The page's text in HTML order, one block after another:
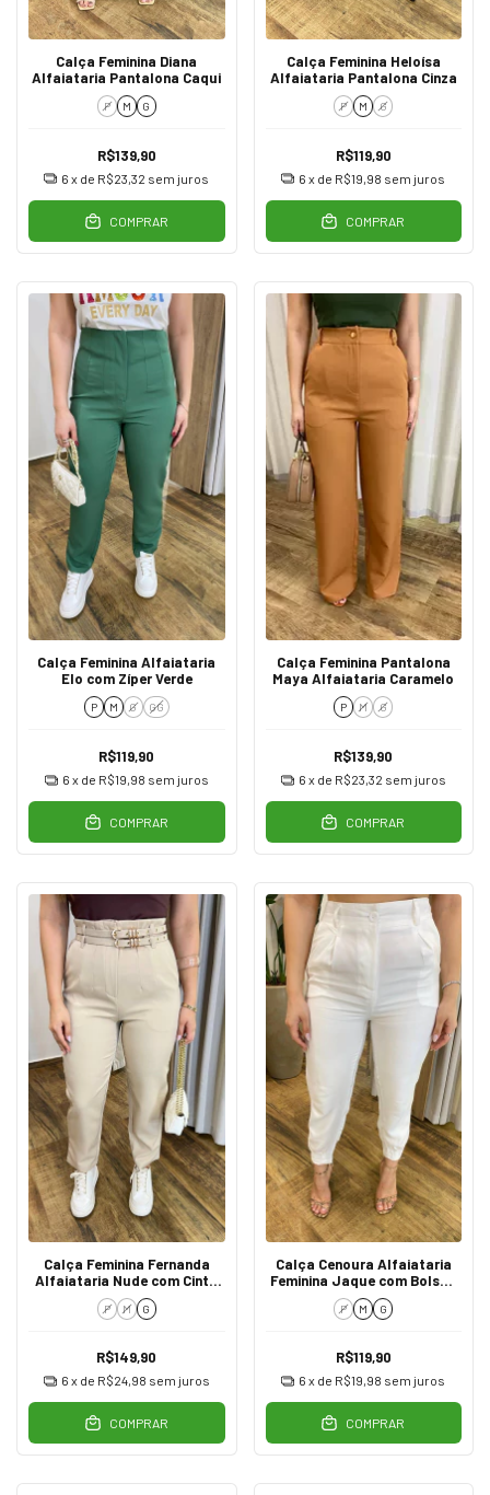
Calça Feminina Diana
Alfaiataria Pantalona Caqui
P M G
R$139,90
6 x de R$23,32 sem juros
COMPRAR
Calça Feminina Heloísa
Alfaiataria Pantalona Cinza
P M G
R$119,90
6 x de R$19,98 sem juros
COMPRAR
Calça Feminina Alfaiataria
Elo com Zíper Verde
P M G GG
R$119,90
6 x de R$19,98 sem juros
COMPRAR
Calça Feminina Pantalona
Maya Alfaiataria Caramelo
P M G
R$139,90
6 x de R$23,32 sem juros
COMPRAR
Calça Feminina Fernanda
Alfaiataria Nude com Cinto
Duplo
P M G
R$149,90
6 x de R$24,98 sem juros
COMPRAR
Calça Cenoura Alfaiataria
Feminina Jaque com Bolsos
Branca
P M G
R$119,90
6 x de R$19,98 sem juros
COMPRAR